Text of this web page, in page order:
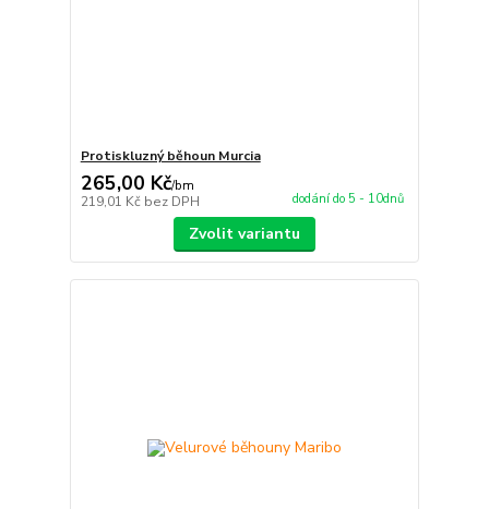
Protiskluzný běhoun Murcia
265,00 Kč/bm
219,01 Kč bez DPH dodání do 5 - 10dnů
Zvolit variantu